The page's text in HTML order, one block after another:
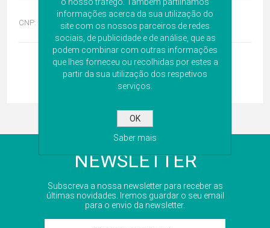
CNP: 6916676
NEWSLETTER
Subscreva a nossa newsletter para receber as
últimas novidades. Iremos guardar o seu email
para o envio da newsletter.
informações acerca da sua utilização do
site com os nossos parceiros de redes
sociais, de publicidade e de análise, que as
podem combinar com outras informações
que lhes forneceu ou recolhidas por estes a
partir da sua utilização dos respetivos
serviços.
OK
Saber mais